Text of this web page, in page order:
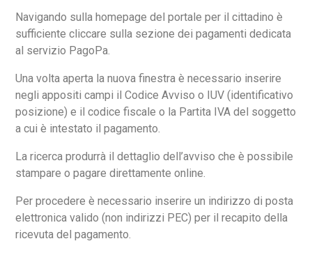
Italiano
Navigando sulla homepage del portale per il cittadino è
sufficiente cliccare sulla sezione dei pagamenti dedicata
al servizio PagoPa.
Una volta aperta la nuova finestra è necessario inserire
negli appositi campi il Codice Avviso o IUV (identificativo
posizione) e il codice fiscale o la Partita IVA del soggetto
a cui è intestato il pagamento.
La ricerca produrrà il dettaglio dell’avviso che è possibile
stampare o pagare direttamente online.
Per procedere è necessario inserire un indirizzo di posta
elettronica valido (non indirizzi PEC) per il recapito della
ricevuta del pagamento.